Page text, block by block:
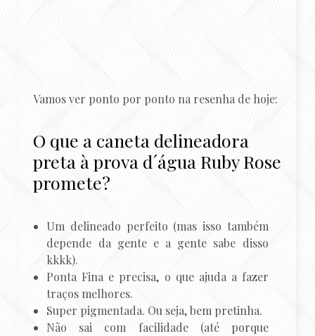
Vamos ver ponto por ponto na resenha de hoje:
O que a caneta delineadora
preta à prova d´água Ruby Rose
promete?
Um delineado perfeito (mas isso também
depende da gente e a gente sabe disso
kkkk).
Ponta Fina e precisa, o que ajuda a fazer
traços melhores.
Super pigmentada. Ou seja, bem pretinha.
Não sai com facilidade (até porque